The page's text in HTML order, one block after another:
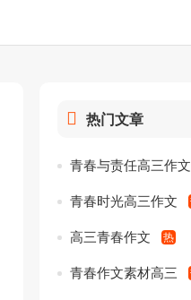
热门文章
青春与责任高三作文
青春时光高三作文
高三青春作文
青春作文素材高三